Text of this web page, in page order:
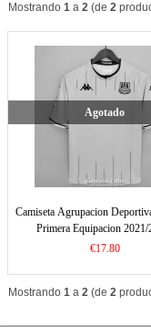
Mostrando 1a 2(de 2
Agotado
Camiseta Agrupacion
Primera Equipacion 2021/
€17.80
Mostrando 1a 2(de 2